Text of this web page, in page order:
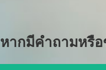
หากมีคำถามหรื